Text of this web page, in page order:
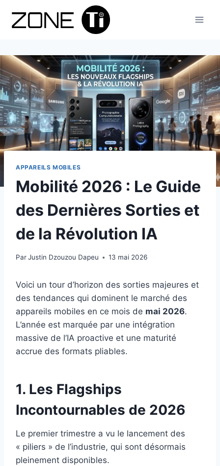
APPAREILS MOBILES
Mobilité 2026 : Le Guide
des Dernières Sorties et
de la Révolution IA
ParJustin Dzouzou Dapeu 13 mai 2026
Voici un tour d’horizon des sorties majeures et
des tendances qui dominent le marché des
appareils mobiles en ce mois de mai 2026.
L’année est marquée par une intégration
massive de l’IA proactive et une maturité
accrue des formats pliables.
1. Les Flagships
Incontournables de 2026
Le premier trimestre a vu le lancement des
« piliers » de l’industrie, qui sont désormais
pleinement disponibles.